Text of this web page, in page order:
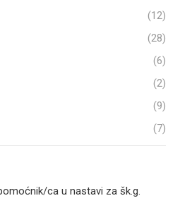
(12)
(28)
(6)
(2)
(9)
(7)
ca u nastavi za šk.g.